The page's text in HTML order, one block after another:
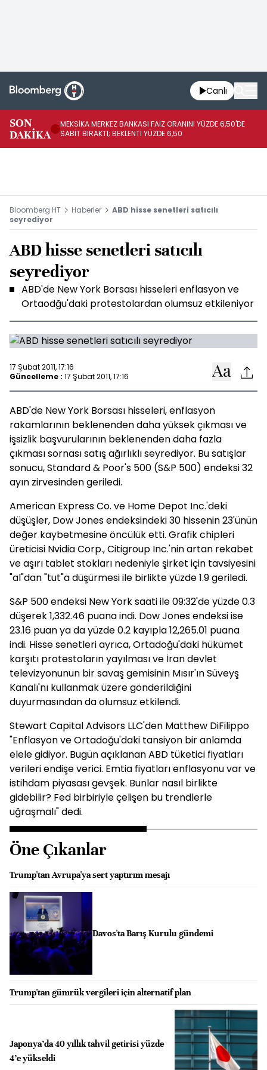
Canlı
SON
DAKİKA
MEKSİKA MERKEZ BANKASI FAİZ ORANINI YÜZDE 6,50'DE
SABİT BIRAKTI; BEKLENTİ YÜZDE 6,50
Bloomberg HT Haberler
ABD hisse senetleri satıcılı
seyrediyor
ABD hisse senetleri satıcılı
seyrediyor
ABD'de New York Borsası hisseleri enflasyon ve
Ortaodğu'daki protestolardan olumsuz etkileniyor
17 Şubat 2011, 17:16
Güncelleme : 17 Şubat 2011, 17:16
ABD'de New York Borsası hisseleri, enflasyon
rakamlarının beklenenden daha yüksek çıkması ve
işsizlik başvurularının beklenenden daha fazla
çıkması sornası satış ağırlıklı seyrediyor. Bu satışlar
sonucu, Standard & Poor's 500 (S&P 500) endeksi 32
ayın zirvesinden geriledi.
American Express Co. ve Home Depot Inc.'deki
düşüşler, Dow Jones endeksindeki 30 hissenin 23'ünün
değer kaybetmesine öncülük etti. Grafik chipleri
üreticisi Nvidia Corp., Citigroup Inc.'nin artan rekabet
ve aşırı tablet stokları nedeniyle şirket için tavsiyesini
"al"dan "tut"a düşürmesi ile birlikte yüzde 1.9 geriledi.
S&P 500 endeksi New York saati ile 09:32'de yüzde 0.3
düşerek 1,332.46 puana indi. Dow Jones endeksi ise
23.16 puan ya da yüzde 0.2 kayıpla 12,265.01 puana
indi. Hisse senetleri ayrıca, Ortadoğu'daki hükümet
karşıtı protestoların yayılması ve İran devlet
televizyonunun bir savaş gemisinin Mısır'ın Süveyş
Kanalı'nı kullanmak üzere gönderildiğini
duyurmasından da olumsuz etkilendi.
Stewart Capital Advisors LLC'den Matthew DiFilippo
"Enflasyon ve Ortadoğu'daki tansiyon bir anlamda
elele gidiyor. Bugün açıklanan ABD tüketici fiyatları
verileri endişe verici. Emtia fiyatları enflasyonu var ve
istihdam piyasası gevşek. Bunlar nasıl birlikte
gidebilir? Fed birbiriyle çelişen bu trendlerle
uğraşmalı" dedi.
Öne Çıkanlar
Trump'tan Avrupa'ya sert yaptırım mesajı
Davos'ta Barış Kurulu gündemi
Trump'tan gümrük vergileri için alternatif plan
Japonya’da 40 yıllık tahvil getirisi yüzde
4’e yükseldi